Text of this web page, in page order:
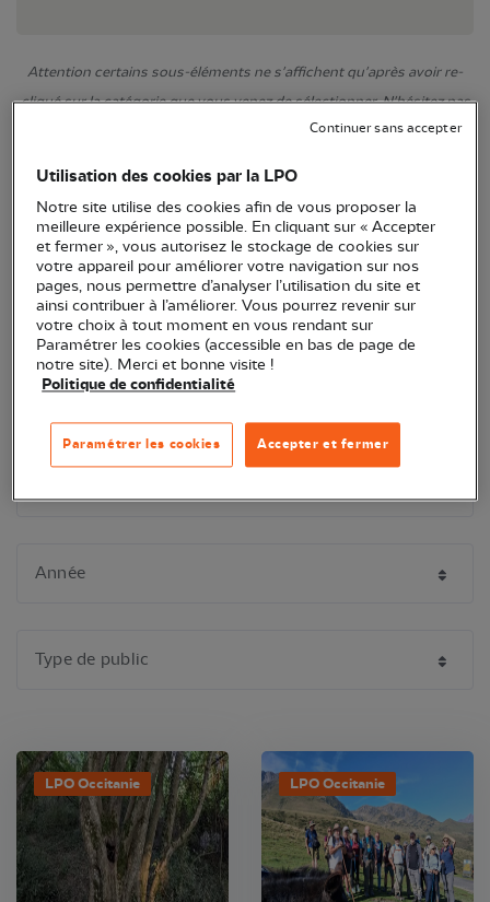
Attention certains sous-éléments ne s'affichent qu'après avoir re-
cliqué sur la catégorie que vous venez de sélectionner. N'hésitez pas
LPO Occitanie LPO Occitanie
Utilisation des cookies par la LPO
Notre site utilise des cookies afin de vous proposer la
meilleure expérience possible. En cliquant sur « Accepter
et fermer », vous autorisez le stockage de cookies sur
votre appareil pour améliorer votre navigation sur nos
pages, nous permettre d’analyser l’utilisation du site et
ainsi contribuer à l’améliorer. Vous pourrez revenir sur
votre choix à tout moment en vous rendant sur
Paramétrer les cookies (accessible en bas de page de
notre site). Merci et bonne visite !
Politique de confidentialité
Accepter et fermer
Paramétrer les cookies
Continuer sans accepter